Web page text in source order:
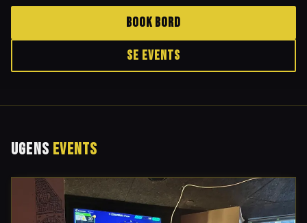
BOOK BORD
SE EVENTS
UGENS EVENTS